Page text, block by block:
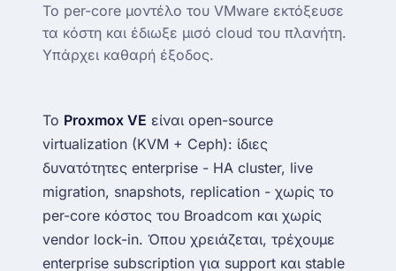
Το per-core μοντέλο του VMware εκτόξευσε
τα κόστη και έδιωξε μισό cloud του πλανήτη.
Υπάρχει καθαρή έξοδος.
Το Proxmox VE είναι open-source
virtualization (KVM + Ceph): ίδιες
δυνατότητες enterprise - HA cluster, live
migration, snapshots, replication - χωρίς το
per-core κόστος του Broadcom και χωρίς
vendor lock-in. Όπου χρειάζεται, τρέχουμε
enterprise subscription για support και stable